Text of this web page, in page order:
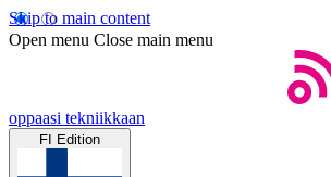
Skip to main content
Open menu Close main menu
oppaasi tekniikkaan
FI Edition